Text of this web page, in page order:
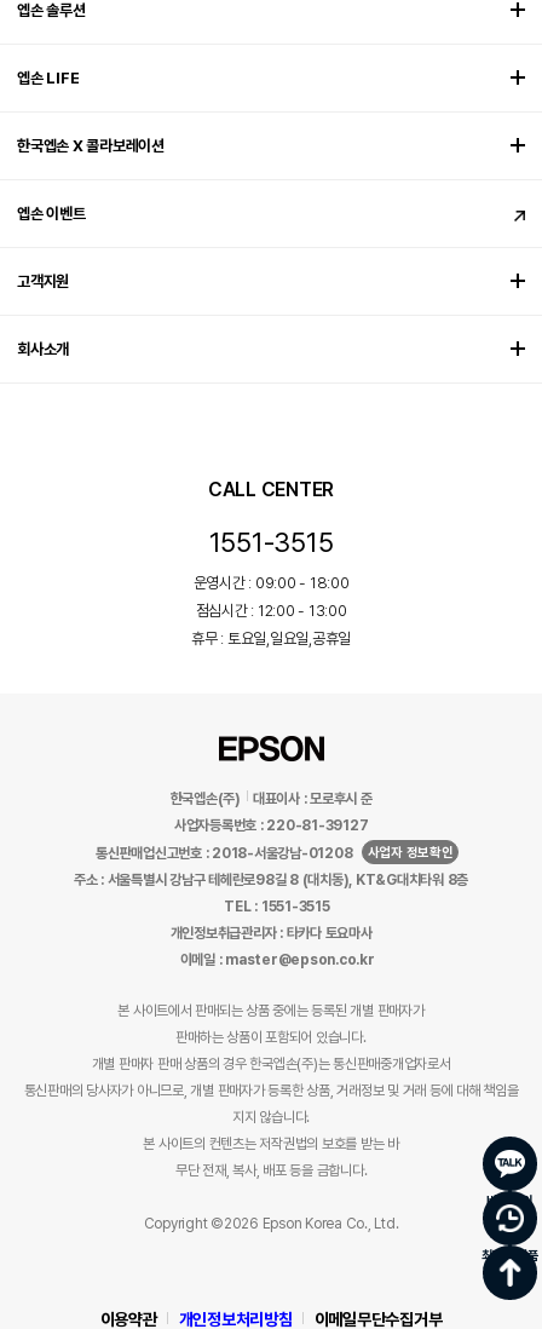
엡손 솔루션
엡손 LIFE
한국엡손 X 콜라보레이션
엡손 이벤트
고객지원
회사소개
CALL CENTER
1551-3515
운영시간 : 09:00 - 18:00
점심시간 : 12:00 - 13:00
휴무 : 토요일,일요일,공휴일
한국엡손(주)
대표이사 : 모로후시 준
사업자등록번호 : 220-81-39127
통신판매업신고번호 : 2018-서울강남-01208
사업자 정보확인
주소 : 서울특별시 강남구 테헤란로98길 8 (대치동), KT&G대치타워 8층
TEL : 1551-3515
개인정보취급관리자 : 타카다 토요마사
이메일 : master@epson.co.kr
본 사이트에서 판매되는 상품 중에는 등록된 개별 판매자가
판매하는 상품이 포함되어 있습니다.
개별 판매자 판매 상품의 경우 한국엡손(주)는 통신판매중개업자로서
통신판매의 당사자가 아니므로, 개별 판매자가 등록한 상품, 거래정보 및 거래 등에 대해 책임을
지지 않습니다.
본 사이트의 컨텐츠는 저작권법의 보호를 받는 바
무단 전재, 복사, 배포 등을 금합니다.
Copyright ©2026 Epson Korea Co., Ltd.
이용약관 개인정보처리방침 이메일무단수집거부
바로문의
최근 본 상품